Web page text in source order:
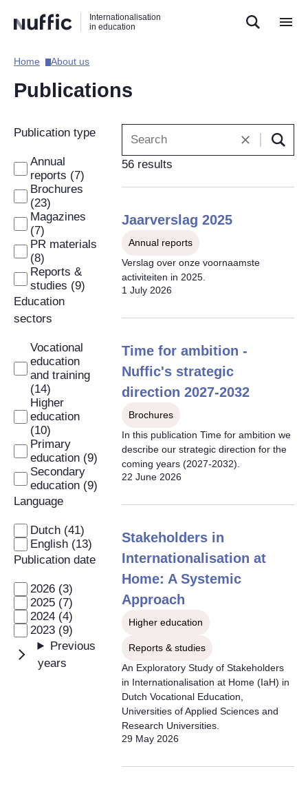
naar
zoekfunctie
naar
hoofdnavigatie
naar
inhoud
Internationalisation
in education
Hoofdnavigatie
[EN]
Home​ About us​
Publications
Filters
automatically
applied
when
changed.
Publication type
Annual
reports (7)
Brochures
(23)
Magazines
(7)
PR materials
(8)
Reports &
studies (9)
Education
sectors
Vocational
education
and training
(14)
Higher
education
(10)
Primary
education (9)
Secondary
education (9)
Language
Dutch (41)
English (13)
Publication date
2026 (3)
2025 (7)
2024 (4)
2023 (9)
Previous
years
56 results
Jaarverslag 2025
Annual reports
Verslag over onze voornaamste
activiteiten in 2025.
1 July 2026
Time for ambition -
Nuffic's strategic
direction 2027-2032
Brochures
In this publication Time for ambition we
describe our strategic direction for the
coming years (2027-2032).
22 June 2026
Stakeholders in
Internationalisation at
Home: A Systemic
Approach
Higher education
Reports & studies
An Exploratory Study of Stakeholders
in Internationalisation at Home (IaH) in
Dutch Vocational Education,
Universities of Applied Sciences and
Research Universities.
29 May 2026